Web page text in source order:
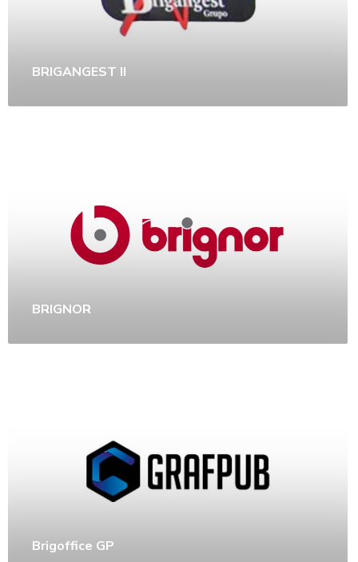
BRIGANGEST II
BRIGNOR
Brigoffice GP